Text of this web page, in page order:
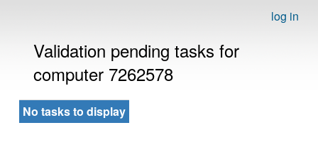
log in
Validation pending tasks for
computer 7262578
No tasks to display